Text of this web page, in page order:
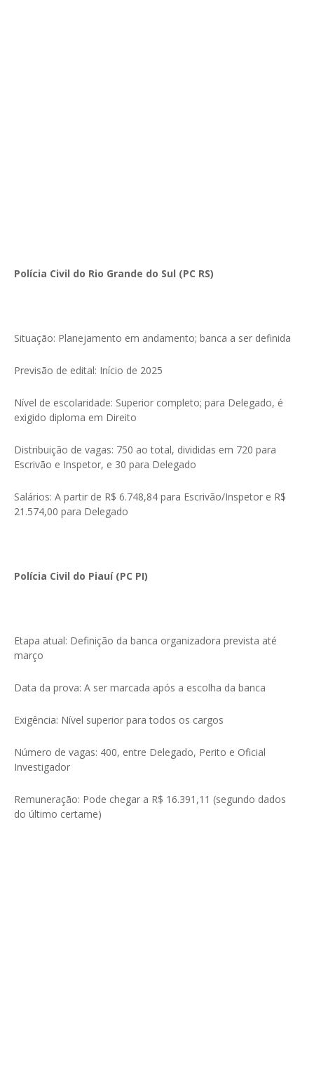
Polícia Civil do Rio Grande do Sul (PC RS)
Situação: Planejamento em andamento; banca a ser definida
Previsão de edital: Início de 2025
Nível de escolaridade: Superior completo; para Delegado, é
exigido diploma em Direito
Distribuição de vagas: 750 ao total, divididas em 720 para
Escrivão e Inspetor, e 30 para Delegado
Salários: A partir de R$ 6.748,84 para Escrivão/Inspetor e R$
21.574,00 para Delegado
Polícia Civil do Piauí (PC PI)
Etapa atual: Definição da banca organizadora prevista até
março
Data da prova: A ser marcada após a escolha da banca
Exigência: Nível superior para todos os cargos
Número de vagas: 400, entre Delegado, Perito e Oficial
Investigador
Remuneração: Pode chegar a R$ 16.391,11 (segundo dados
do último certame)